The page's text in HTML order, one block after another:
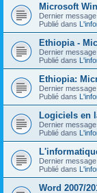
Microsoft
Dernier
Publié dans
Ethiopia -
Dernier
Publié dans
Ethiopia:
Dernier
Publié dans
Logiciels en
Dernier
Publié dans
Dernier
Publié dans
Word 2007/